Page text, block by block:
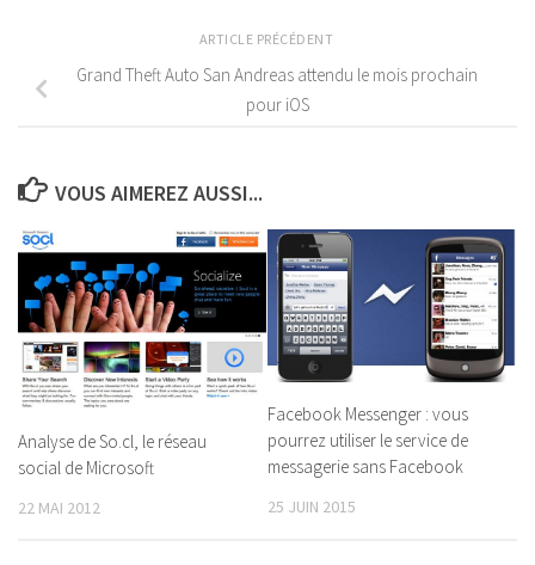
ARTICLE PRÉCÉDENT
Grand Theft Auto San Andreas attendu le mois prochain
pour iOS
VOUS AIMEREZ AUSSI...
Analyse de So.cl, le réseau
social de Microsoft
22 MAI 2012
Facebook Messenger : vous
pourrez utiliser le service de
messagerie sans Facebook
25 JUIN 2015